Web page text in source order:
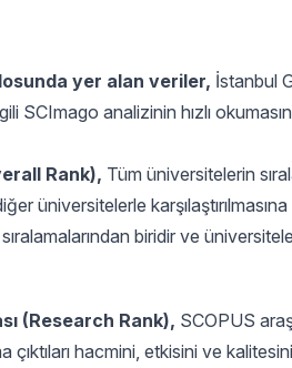
yer alan veriler, İstanbul
SCImago analizinin hızlı
Rank), Tüm üniversitelerin
üniversitelerle
biridir ve
(Research Rank), SCOPUS
çıktıları hacmini, etkisini ve